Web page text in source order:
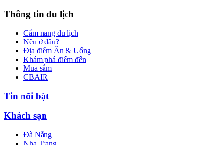
Thông tin du lịch
Cẩm nang du lịch
Nên ở đâu?
Địa điểm Ăn & Uống
Khám phá điểm đến
Mua sắm
CBAIR
Tin nổi bật
Khách sạn
Đà Nẵng